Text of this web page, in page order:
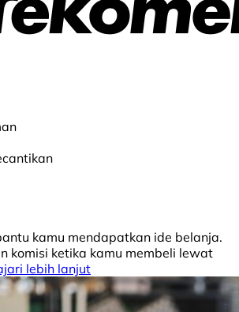
kamu mendapatkan ide belanja.
komisi ketika kamu membeli lewat
lebih lanjut